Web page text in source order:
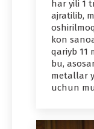
har yili 1
ajratilib,
kon
qariyb 11
bu,
metallar
uchun